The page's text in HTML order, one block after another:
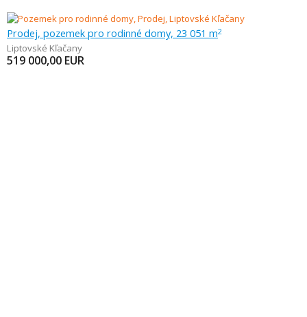
Prodej, pozemek pro rodinné domy, 23 051 m2
Liptovské Kľačany
519 000,00 EUR